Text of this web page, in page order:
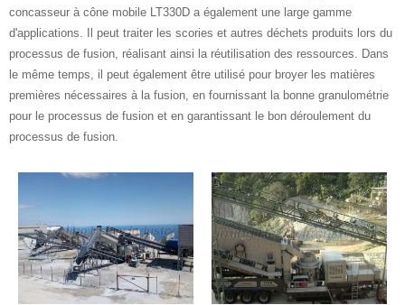
concasseur à cône mobile LT330D a également une large gamme
d'applications. Il peut traiter les scories et autres déchets produits lors du
processus de fusion, réalisant ainsi la réutilisation des ressources. Dans
le même temps, il peut également être utilisé pour broyer les matières
premières nécessaires à la fusion, en fournissant la bonne granulométrie
pour le processus de fusion et en garantissant le bon déroulement du
processus de fusion.